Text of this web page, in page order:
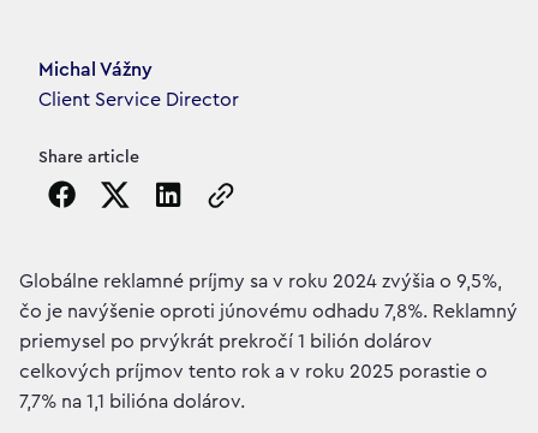
Article's author
Michal Vážny
Client Service Director
Share article
Copy the page URL to clipboard
Globálne reklamné príjmy sa v roku 2024 zvýšia o 9,5%,
čo je navýšenie oproti júnovému odhadu 7,8%. Reklamný
priemysel po prvýkrát prekročí 1 bilión dolárov
celkových príjmov tento rok a v roku 2025 porastie o
7,7% na 1,1 bilióna dolárov.